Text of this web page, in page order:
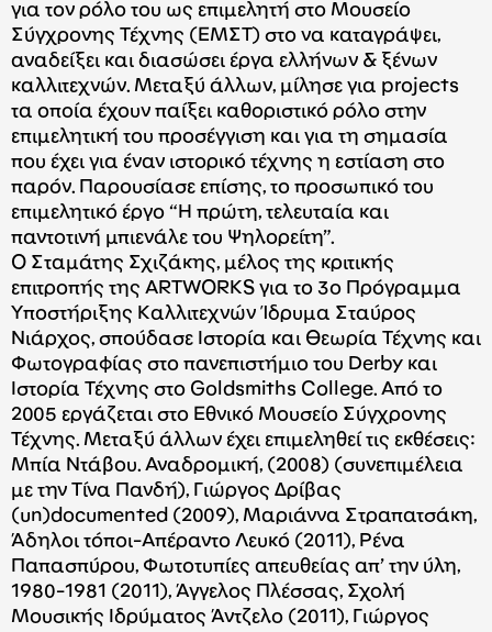
για τον ρόλο του ως επιμελητή στο Μουσείο
Σύγχρονης Τέχνης (ΕΜΣΤ) στο να καταγράψει,
αναδείξει και διασώσει έργα ελλήνων & ξένων
καλλιτεχνών. Μεταξύ άλλων, μίλησε για projects
τα οποία έχουν παίξει καθοριστικό ρόλο στην
επιμελητική του προσέγγιση και για τη σημασία
που έχει για έναν ιστορικό τέχνης η εστίαση στο
παρόν. Παρουσίασε επίσης, το προσωπικό του
επιμελητικό έργο “Η πρώτη, τελευταία και
παντοτινή μπιενάλε του Ψηλορείτη”.
Ο Σταμάτης Σχιζάκης, μέλος της κριτικής
επιτροπής της ARTWORKS για το 3ο Πρόγραμμα
Υποστήριξης Καλλιτεχνών Ίδρυμα Σταύρος
Νιάρχος, σπούδασε Ιστορία και Θεωρία Τέχνης και
Φωτογραφίας στο πανεπιστήμιο του Derby και
Ιστορία Τέχνης στο Goldsmiths College. Από το
2005 εργάζεται στο Εθνικό Μουσείο Σύγχρονης
Τέχνης. Μεταξύ άλλων έχει επιμεληθεί τις εκθέσεις:
Μπία Ντάβου. Αναδρομική, (2008) (συνεπιμέλεια
με την Τίνα Πανδή), Γιώργος Δρίβας
(un)documented (2009), Μαριάννα Στραπατσάκη,
Άδηλοι τόποι-Απέραντο Λευκό (2011), Ρένα
Παπασπύρου, Φωτοτυπίες απευθείας απ’ την ύλη,
1980-1981 (2011), Άγγελος Πλέσσας, Σχολή
Μουσικής Ιδρύματος Άντζελο (2011), Γιώργος